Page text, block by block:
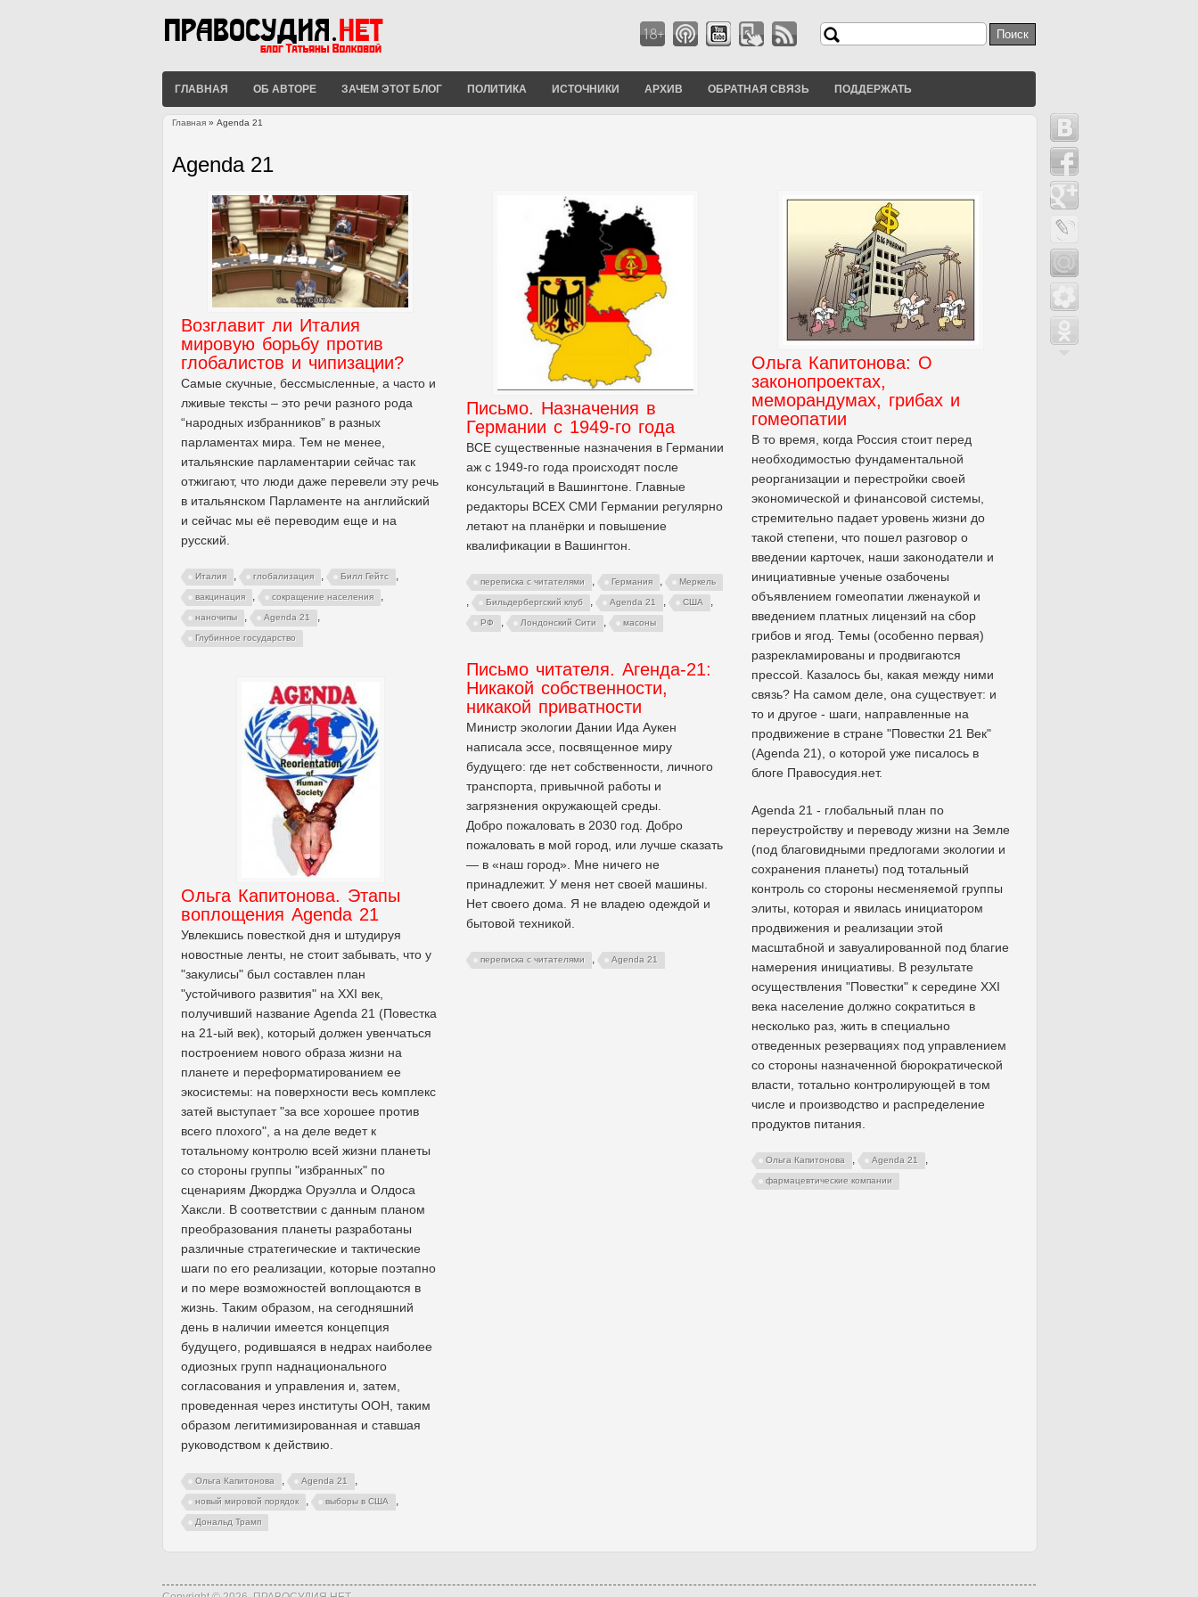
Форма поиска
Поиск
ГЛАВНАЯ ОБ АВТОРЕ ЗАЧЕМ ЭТОТ БЛОГ ПОЛИТИКА ИСТОЧНИКИ АРХИВ ОБРАТНАЯ СВЯЗЬ ПОДДЕРЖАТЬ
Главная » Agenda 21
Agenda 21
Возглавит ли Италия
мировую борьбу против
глобалистов и чипизации?
Самые скучные, бессмысленные, а часто и
лживые тексты – это речи разного рода
“народных избранников” в разных
парламентах мира. Тем не менее,
итальянские парламентарии сейчас так
отжигают, что люди даже перевели эту речь
в итальянском Парламенте на английский
и сейчас мы её переводим еще и на
русский.
Италия , глобализация , Билл Гейтс ,
вакцинация , сокращение населения ,
наночипы , Agenda 21 ,
Глубинное государство
Письмо. Назначения в
Германии с 1949-го года
ВСЕ существенные назначения в Германии
аж с 1949-го года происходят после
консультаций в Вашингтоне. Главные
редакторы ВСЕХ СМИ Германии регулярно
летают на планёрки и повышение
квалификации в Вашингтон.
переписка с читателями , Германия , Меркель
, Бильдербергский клуб , Agenda 21 , США ,
РФ , Лондонский Сити , масоны
Ольга Капитонова: О
законопроектах,
меморандумах, грибах и
гомеопатии
В то время, когда Россия стоит перед
необходимостью фундаментальной
реорганизации и перестройки своей
экономической и финансовой системы,
стремительно падает уровень жизни до
такой степени, что пошел разговор о
введении карточек, наши законодатели и
инициативные ученые озабочены
объявлением гомеопатии лженаукой и
введением платных лицензий на сбор
грибов и ягод. Темы (особенно первая)
разрекламированы и продвигаются
прессой. Казалось бы, какая между ними
связь? На самом деле, она существует: и
то и другое - шаги, направленные на
продвижение в стране "Повестки 21 Век"
(Agenda 21), о которой уже писалось в
блоге Правосудия.нет.
Agenda 21 - глобальный план по
переустройству и переводу жизни на Земле
(под благовидными предлогами экологии и
сохранения планеты) под тотальный
контроль со стороны несменяемой группы
элиты, которая и явилась инициатором
продвижения и реализации этой
масштабной и завуалированной под благие
намерения инициативы. В результате
осуществления "Повестки" к середине XXI
века население должно сократиться в
несколько раз, жить в специально
отведенных резервациях под управлением
со стороны назначенной бюрократической
власти, тотально контролирующей в том
числе и производство и распределение
продуктов питания.
Ольга Капитонова , Agenda 21 ,
фармацевтические компании
Письмо читателя. Агенда-21:
Никакой собственности,
никакой приватности
Министр экологии Дании Ида Аукен
написала эссе, посвященное миру
будущего: где нет собственности, личного
транспорта, привычной работы и
загрязнения окружающей среды.
Добро пожаловать в 2030 год. Добро
пожаловать в мой город, или лучше сказать
— в «наш город». Мне ничего не
принадлежит. У меня нет своей машины.
Нет своего дома. Я не владею одеждой и
бытовой техникой.
переписка с читателями , Agenda 21
Ольга Капитонова. Этапы
воплощения Agenda 21
Увлекшись повесткой дня и штудируя
новостные ленты, не стоит забывать, что у
"закулисы" был составлен план
"устойчивого развития" на XXI век,
получивший название Agenda 21 (Повестка
на 21-ый век), который должен увенчаться
построением нового образа жизни на
планете и переформатированием ее
экосистемы: на поверхности весь комплекс
затей выступает "за все хорошее против
всего плохого", а на деле ведет к
тотальному контролю всей жизни планеты
со стороны группы "избранных" по
сценариям Джорджа Оруэлла и Олдоса
Хаксли. В соответствии с данным планом
преобразования планеты разработаны
различные стратегические и тактические
шаги по его реализации, которые поэтапно
и по мере возможностей воплощаются в
жизнь. Таким образом, на сегодняшний
день в наличии имеется концепция
будущего, родившаяся в недрах наиболее
одиозных групп наднационального
согласования и управления и, затем,
проведенная через институты ООН, таким
образом легитимизированная и ставшая
руководством к действию.
Ольга Капитонова , Agenda 21 ,
новый мировой порядок , выборы в США ,
Дональд Трамп